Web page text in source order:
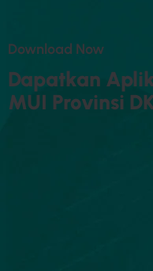
DOWNLOAD NOW
DAPATKAN APLI
MUI PROVINSI D